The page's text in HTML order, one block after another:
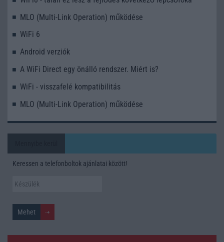
MLO (Multi-Link Operation) működése
WiFi 6
Android verziók
A WiFi Direct egy önálló rendszer. Miért is?
WiFi - visszafelé kompatibilitás
MLO (Multi-Link Operation) működése
Keressen a telefonboltok ajánlatai között!